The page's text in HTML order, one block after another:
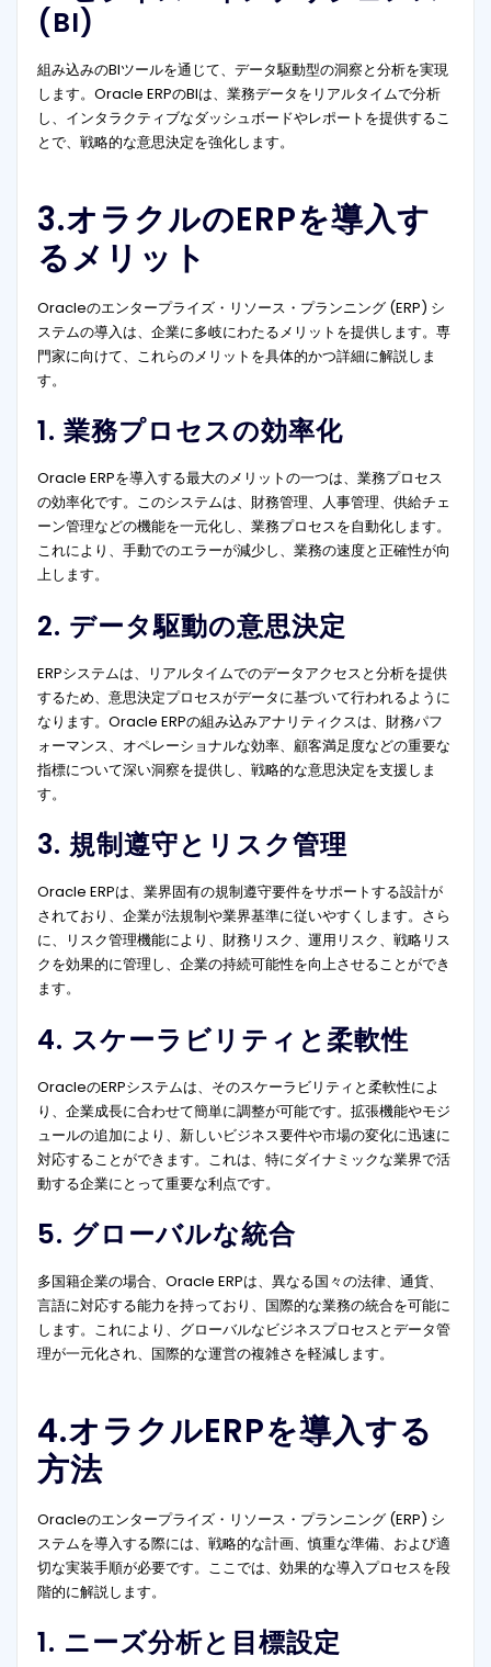
(BI)
組み込みのBIツールを通じて、データ駆動型の洞察と分析を実現
します。Oracle ERPのBIは、業務データをリアルタイムで分析
し、インタラクティブなダッシュボードやレポートを提供するこ
とで、戦略的な意思決定を強化します。
3.オラクルのERPを導入す
るメリット
Oracleのエンタープライズ・リソース・プランニング (ERP) シ
ステムの導入は、企業に多岐にわたるメリットを提供します。専
門家に向けて、これらのメリットを具体的かつ詳細に解説しま
す。
1. 業務プロセスの効率化
Oracle ERPを導入する最大のメリットの一つは、業務プロセス
の効率化です。このシステムは、財務管理、人事管理、供給チェ
ーン管理などの機能を一元化し、業務プロセスを自動化します。
これにより、手動でのエラーが減少し、業務の速度と正確性が向
上します。
2. データ駆動の意思決定
ERPシステムは、リアルタイムでのデータアクセスと分析を提供
するため、意思決定プロセスがデータに基づいて行われるように
なります。Oracle ERPの組み込みアナリティクスは、財務パフ
ォーマンス、オペレーショナルな効率、顧客満足度などの重要な
指標について深い洞察を提供し、戦略的な意思決定を支援しま
す。
3. 規制遵守とリスク管理
Oracle ERPは、業界固有の規制遵守要件をサポートする設計が
されており、企業が法規制や業界基準に従いやすくします。さら
に、リスク管理機能により、財務リスク、運用リスク、戦略リス
クを効果的に管理し、企業の持続可能性を向上させることができ
ます。
4. スケーラビリティと柔軟性
OracleのERPシステムは、そのスケーラビリティと柔軟性によ
り、企業成長に合わせて簡単に調整が可能です。拡張機能やモジ
ュールの追加により、新しいビジネス要件や市場の変化に迅速に
対応することができます。これは、特にダイナミックな業界で活
動する企業にとって重要な利点です。
5. グローバルな統合
多国籍企業の場合、Oracle ERPは、異なる国々の法律、通貨、
言語に対応する能力を持っており、国際的な業務の統合を可能に
します。これにより、グローバルなビジネスプロセスとデータ管
理が一元化され、国際的な運営の複雑さを軽減します。
4.オラクルERPを導入する
方法
Oracleのエンタープライズ・リソース・プランニング (ERP) シ
ステムを導入する際には、戦略的な計画、慎重な準備、および適
切な実装手順が必要です。ここでは、効果的な導入プロセスを段
階的に解説します。
1. ニーズ分析と目標設定